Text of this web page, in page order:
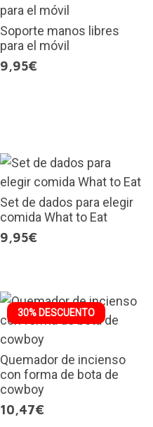
Soporte manos libres
para el móvil
9,95€
Set de dados para elegir
comida What to Eat
9,95€
30% DESCUENTO
Quemador de incienso
con forma de bota de
cowboy
10,47€